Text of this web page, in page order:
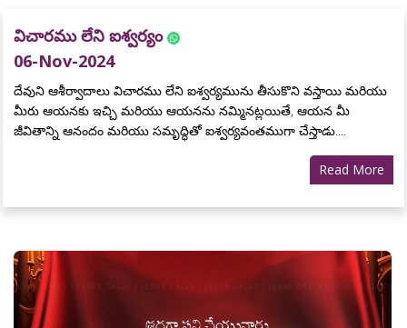
విచారము లేని ఐశ్వర్యం
06-Nov-2024
దేవుని ఆశీర్వాదాలు విచారము లేని ఐశ్వర్యమును తీసుకొని వస్తాయి మరియు
మీరు ఆయనకు ఇచ్చి మరియు ఆయనను నమ్మినట్లయితే, ఆయన మీ
జీవితాన్ని ఆనందం మరియు సమృద్ధితో ఐశ్వర్యవంతముగా చేస్తాడు....
Read More